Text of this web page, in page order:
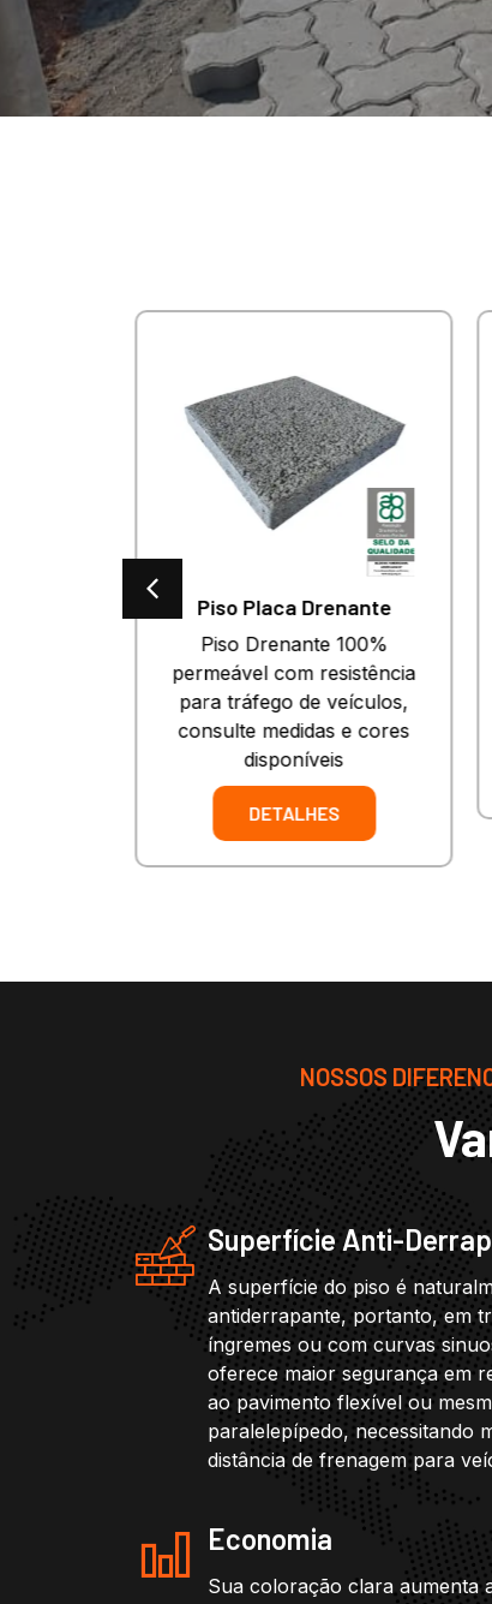
Piso Placa Drenante
Piso Drenante 100%
permeável com resistência
para tráfego de veículos,
consulte medidas e cores
disponíveis
DETALHES
NOSSOS
Superfície Anti-
A superfície do piso é
antiderrapante, portanto, em
íngremes ou com curvas
oferece maior segurança em
ao pavimento flexível ou
paralelepípedo, necessitando
distância de frenagem para
Economia
Sua coloração clara aumenta